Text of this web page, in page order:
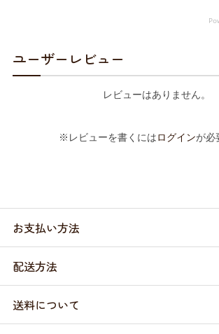
ユーザーレビュー
レビューはありません。
※レビューを書くにはログインが必
お支払い方法
配送方法
送料について